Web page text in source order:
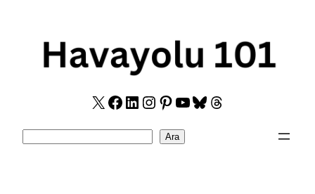
X Facebook
LinkedIn
Instagram
Pinterest
YouTube
Bluesky
Threads
Ara